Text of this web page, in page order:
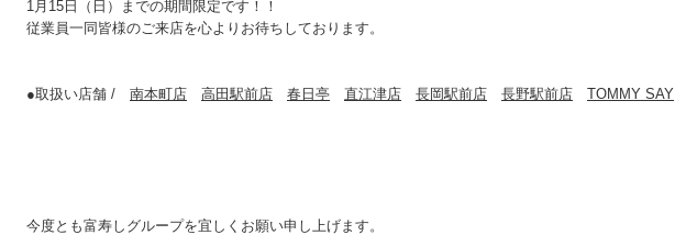
1月15日（日）までの期間限定です！！
従業員一同皆様のご来店を心よりお待ちしております。
●取扱い店舗 / 南本町店 高田駅前店 春日亭 直江津店 長岡駅前店 長野駅前店 TOMMY SAY
今度とも富寿しグループを宜しくお願い申し上げます。